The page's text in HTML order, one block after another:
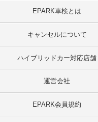
EPARK車検とは
キャンセルについて
ハイブリッドカー対応店舗
運営会社
EPARK会員規約